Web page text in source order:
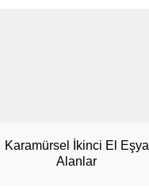
Karamürsel İkinci El Eşya
Alanlar